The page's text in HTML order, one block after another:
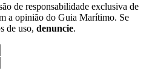
de responsabilidade exclusiva de
a opinião do Guia Marítimo. Se
de uso, denuncie.